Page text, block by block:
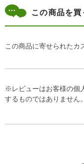
この商品を
この商品に寄せられたカ
※レビューはお客様の個
するものではありません。